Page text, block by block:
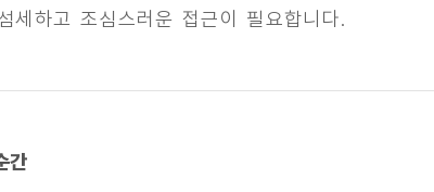
세하고 조심스러운 접근이 필요합니다.
간